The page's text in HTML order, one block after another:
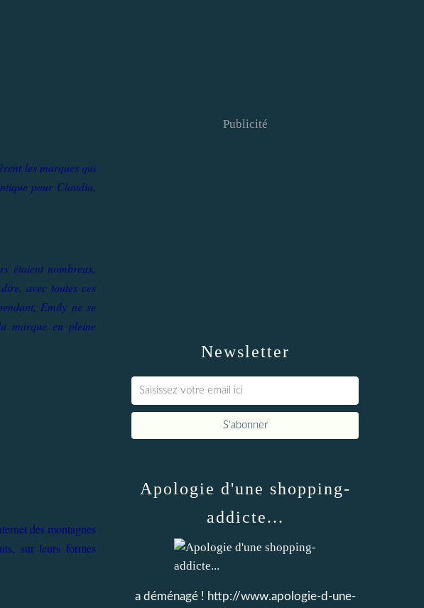
les marques qui
pour Claudia,
étaient nombreux,
avec toutes ces
Emily ne se
marque en pleine
des montagnes
sur leurs formes
Newsletter
Publicité
Apologie d'une shopping-
addicte...
a déménagé ! http://www.apologie-d-une-